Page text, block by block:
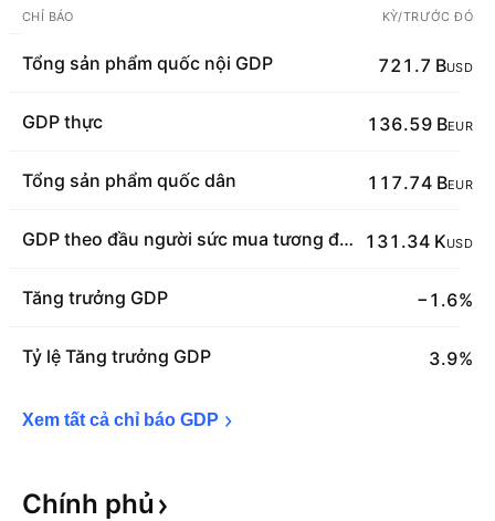
CHỈ BÁO KỲ/TRƯỚC ĐÓ
Tổng sản phẩm quốc nội GDP 721.7 BUSD
GDP thực 136.59 BEUR
Tổng sản phẩm quốc dân 117.74 BEUR
GDP theo đầu người sức mua tương đương PPP 131.34 KUSD
Tăng trưởng GDP −1.6%
Tỷ lệ Tăng trưởng GDP 3.9%
Xem tất cả chỉ báo GDP
Chính phủ